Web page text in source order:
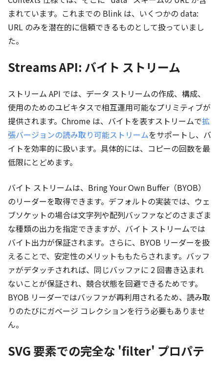
まれています。これまでの Blink は、いくつかの data:
URL のみを潜在的に信頼できるものとして扱っていまし
た。
Streams API: バイト ストリーム
ストリーム API では、データ ストリームの作成、構成、
使用のためのユビキタスで相互運用可能なプリミティブが
提供されます。Chrome は、バイトを表すストリームで拡
張バージョンの読み取り可能ストリームをサポートし、バ
イトを効率的に扱います。具体的には、コピーの回数を最
低限にとどめます。
バイト ストリームは、Bring Your Own Buffer（BYOB）
のリーダーを取得できます。デフォルトの実装では、ウェ
ブソケットの場合は文字列や配列バッファなどのさまざま
な種類の出力を指定できますが、バイト ストリームでは
バイト出力が保証されます。さらに、BYOB リーダーを扱
えることで、安定性のメリットももたらされます。バッフ
ァがデタッチされれば、同じバッファに 2 回書き込まれ
ないことが保証され、競合状態を回避できるためです。
BYOB リーダーではバッファが再利用されるため、読み取
りのたびにガベージ コレクションを行う必要もありませ
ん。
SVG 要素での完全な 'filter' プロパテ